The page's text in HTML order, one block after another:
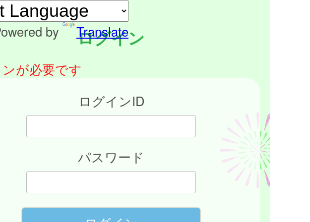
by Translate
ログイン
が必要です
ログインID
パスワード